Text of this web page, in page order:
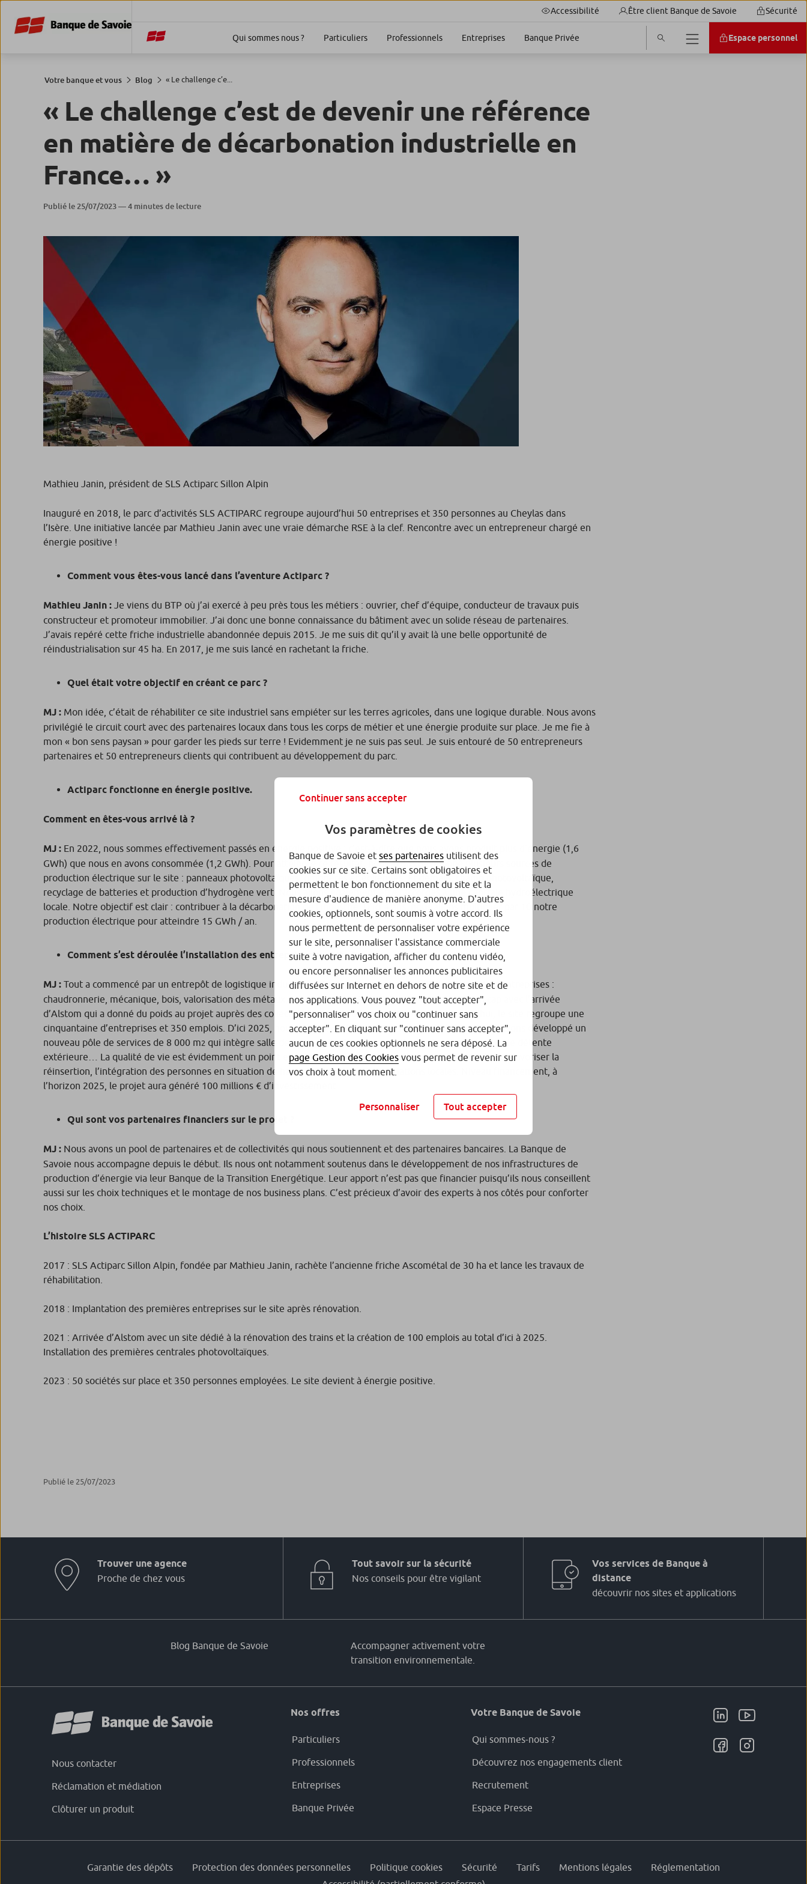
Accessibilité Être client Banque de Savoie Sécurité
Qui sommes nous ? Particuliers Professionnels Entreprises Banque Privée Espace personnel
Votre banque et vous Blog « Le challenge c’e...
« Le challenge c’est de devenir une référence
en matière de décarbonation industrielle en
France… »
Publié le 25/07/2023 — 4 minutes de lecture
Mathieu Janin, président de SLS Actiparc Sillon Alpin
Inauguré en 2018, le parc d’activités SLS ACTIPARC regroupe aujourd’hui 50 entreprises et 350 personnes au Cheylas dans
l’Isère. Une initiative lancée par Mathieu Janin avec une vraie démarche RSE à la clef. Rencontre avec un entrepreneur chargé en
énergie positive !
Comment vous êtes-vous lancé dans l’aventure Actiparc ?
Mathieu Janin : Je viens du BTP où j’ai exercé à peu près tous les métiers : ouvrier, chef d’équipe, conducteur de travaux puis
constructeur et promoteur immobilier. J’ai donc une bonne connaissance du bâtiment avec un solide réseau de partenaires.
J’avais repéré cette friche industrielle abandonnée depuis 2015. Je me suis dit qu’il y avait là une belle opportunité de
réindustrialisation sur 45 ha. En 2017, je me suis lancé en rachetant la friche.
Quel était votre objectif en créant ce parc ?
MJ : Mon idée, c’était de réhabiliter ce site industriel sans empiéter sur les terres agricoles, dans une logique durable. Nous avons
privilégié le circuit court avec des partenaires locaux dans tous les corps de métier et une énergie produite sur place. Je me fie à
mon « bon sens paysan » pour garder les pieds sur terre ! Evidemment je ne suis pas seul. Je suis entouré de 50 entrepreneurs
partenaires et 50 entrepreneurs clients qui contribuent au développement du parc.
Actiparc fonctionne en énergie positive.
Comment en êtes-vous arrivé là ?
MJ : En 2022, nous sommes effectivement passés en énergie positive : c’est-à-dire que nous avons produit plus d’énergie (1,6
GWh) que nous en avons consommée (1,2 GWh). Pour atteindre ce résultat, nous avons développé plusieurs sources de
production électrique sur le site : panneaux photovoltaïques, ombrières et éoliennes. Et demain, champ photovoltaïque,
recyclage de batteries et production d’hydrogène vert. Nous allons également être raccordés à une centrale hydroélectrique
locale. Notre objectif est clair : contribuer à la décarbonation de l’industrie. D’ici 4 ans, nous allons multiplier par 10 notre
production électrique pour atteindre 15 GWh / an.
Comment s’est déroulée l’installation des entreprises sur site ?
MJ : Tout a commencé par un entrepôt de logistique industrielle. Puis, nous avons accueilli diverses petites entreprises :
chaudronnerie, mécanique, bois, valorisation des métaux, informatique… En 2021, nous avons passé un cap avec l’arrivée
d’Alstom qui a donné du poids au projet auprès des collectivités et des partenaires financiers. Aujourd’hui, le site regroupe une
cinquantaine d’entreprises et 350 emplois. D’ici 2025, nous espérons générer 500 emplois sur le site. Nous avons développé un
nouveau pôle de services de 8 000 m2 qui intègre salle de sport, salle de réunion, salle de réception et zone de détente
extérieure… La qualité de vie est évidemment un point essentiel pour nous. Sur le plan social, nous veillons à favoriser la
réinsertion, l’intégration des personnes en situation de handicap et l’aide aux associations locales. Niveau financement, à
l’horizon 2025, le projet aura généré 100 millions € d’investissement.
Qui sont vos partenaires financiers sur le projet ?
MJ : Nous avons un pool de partenaires et de collectivités qui nous soutiennent et des partenaires bancaires. La Banque de
Savoie nous accompagne depuis le début. Ils nous ont notamment soutenus dans le développement de nos infrastructures de
production d’énergie via leur Banque de la Transition Energétique. Leur apport n’est pas que financier puisqu’ils nous conseillent
aussi sur les choix techniques et le montage de nos business plans. C’est précieux d’avoir des experts à nos côtés pour conforter
nos choix.
L’histoire SLS ACTIPARC
2017 : SLS Actiparc Sillon Alpin, fondée par Mathieu Janin, rachète l’ancienne friche Ascométal de 30 ha et lance les travaux de
réhabilitation.
2018 : Implantation des premières entreprises sur le site après rénovation.
2021 : Arrivée d’Alstom avec un site dédié à la rénovation des trains et la création de 100 emplois au total d’ici à 2025.
Installation des premières centrales photovoltaïques.
2023 : 50 sociétés sur place et 350 personnes employées. Le site devient à énergie positive.
Publié le 25/07/2023
Trouver une agence
Proche de chez vous
Tout savoir sur la sécurité
Nos conseils pour être vigilant
Vos services de Banque à
distance
découvrir nos sites et applications
Blog Banque de Savoie
Accompagner activement votre
transition environnementale.
Nous contacter
Réclamation et médiation
Clôturer un produit
Nos offres
Particuliers
Professionnels
Entreprises
Banque Privée
Votre Banque de Savoie
Qui sommes-nous ?
Découvrez nos engagements client
Recrutement
Espace Presse
Garantie des dépôts Protection des données personnelles Politique cookies Sécurité Tarifs Mentions légales
Réglementation
Continuer sans accepter
Vos paramètres de cookies
Banque de Savoie et ses partenaires utilisent des
cookies sur ce site. Certains sont obligatoires et
permettent le bon fonctionnement du site et la
mesure d'audience de manière anonyme. D'autres
cookies, optionnels, sont soumis à votre accord. Ils
nous permettent de personnaliser votre expérience
sur le site, personnaliser l'assistance commerciale
suite à votre navigation, afficher du contenu vidéo,
ou encore personnaliser les annonces publicitaires
diffusées sur Internet en dehors de notre site et de
nos applications. Vous pouvez "tout accepter",
"personnaliser" vos choix ou "continuer sans
accepter". En cliquant sur "continuer sans accepter",
aucun de ces cookies optionnels ne sera déposé. La
page Gestion des Cookies vous permet de revenir sur
vos choix à tout moment.
Personnaliser Tout accepter